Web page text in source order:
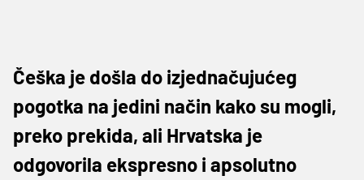
Češka je došla do izjednačujućeg
pogotka na jedini način kako su mogli,
preko prekida, ali Hrvatska je
odgovorila ekspresno i apsolutno